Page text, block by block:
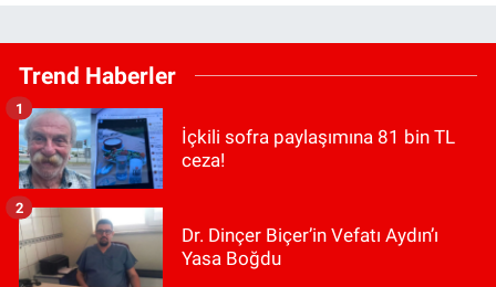
Trend Haberler
İçkili sofra paylaşımına 81 bin TL
ceza!
1
Dr. Dinçer Biçer’in Vefatı Aydın’ı
Yasa Boğdu
2